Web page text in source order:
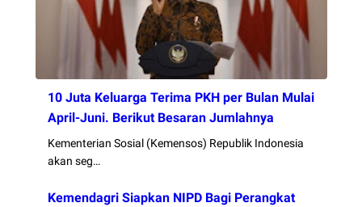
10 Juta Keluarga Terima PKH per Bulan Mulai
April-Juni. Berikut Besaran Jumlahnya
Kementerian Sosial (Kemensos) Republik Indonesia
akan seg…
Kemendagri Siapkan NIPD Bagi Perangkat